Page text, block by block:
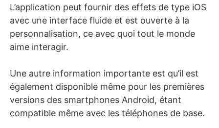
L’application peut fournir des effets de type iOS
avec une interface fluide et est ouverte à la
personnalisation, ce avec quoi tout le monde
aime interagir.
Une autre information importante est qu’il est
également disponible même pour les premières
versions des smartphones Android, étant
compatible même avec les téléphones de base.